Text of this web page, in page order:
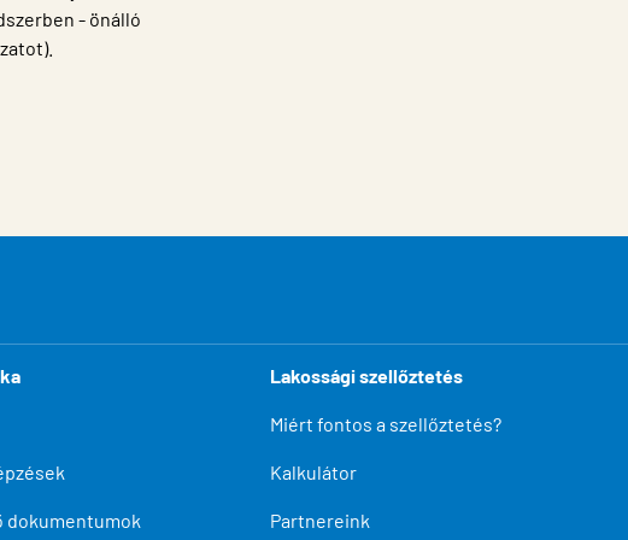
- önálló
Lakossági szellőztetés
Miért fontos a szellőztetés?
Kalkulátor
Partnereink